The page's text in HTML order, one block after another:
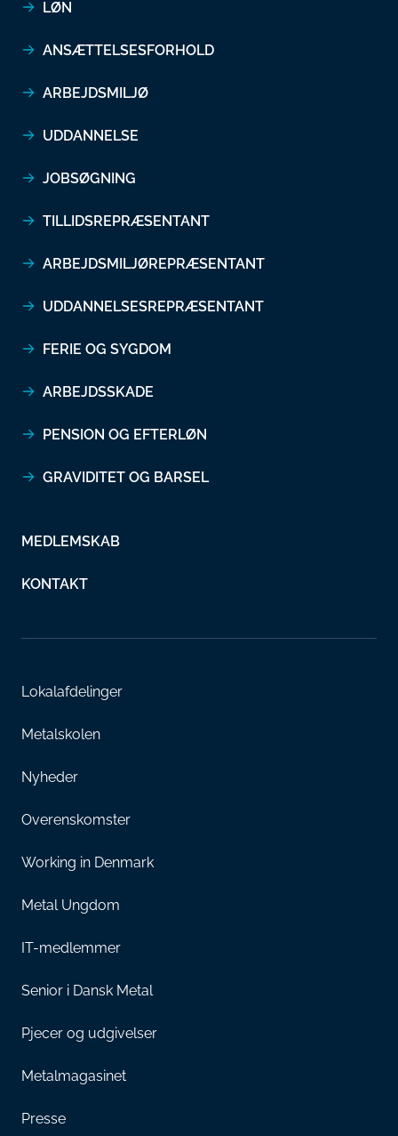
LØN
ANSÆTTELSESFORHOLD
ARBEJDSMILJØ
UDDANNELSE
JOBSØGNING
TILLIDSREPRÆSENTANT
ARBEJDSMILJØREPRÆSENTANT
UDDANNELSESREPRÆSENTANT
FERIE OG SYGDOM
ARBEJDSSKADE
PENSION OG EFTERLØN
GRAVIDITET OG BARSEL
MEDLEMSKAB
KONTAKT
Lokalafdelinger
Metalskolen
Nyheder
Overenskomster
Working in Denmark
Metal Ungdom
IT-medlemmer
Senior i Dansk Metal
Pjecer og udgivelser
Metalmagasinet
Presse